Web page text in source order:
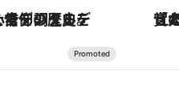
「大事なのは地域の意識を変えること」。ロレックス賞受賞の自然保護活動家が実現させたナイジェリアの自然環境の復活